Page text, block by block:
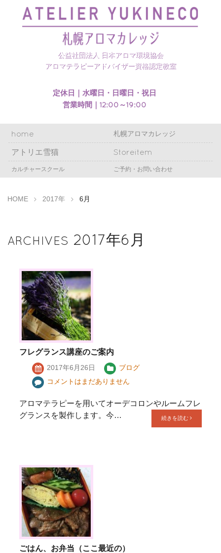
公益社団法人 日本アロマ環境協会
アロマテラピーアドバイザー資格認定教室
札幌アロマカレッジのホームページを開設いたしまし
た
定休日｜水曜日・日曜日・祝日
営業時間｜12:00～19:00
home 札幌アロマカレッジ
アトリエ雪猫 Storeitem
カルチャースクール ご予約・お問い合わせ
HOME 2017年 6月
ARCHIVES 2017年6月
フレグランス講座のご案内
2017年6月26日
ブログ
コメントはまだありません
アロマテラピーを用いてオーデコロンやルームフレ
グランスを製作します。今…
続きを読む
ごはん、お弁当（ここ最近の）